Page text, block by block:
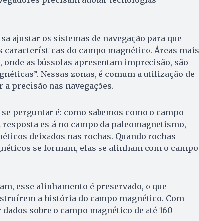
ajustar os sistemas de navegação para que
características do campo magnético. Áreas mais
as bússolas apresentam imprecisão, são
Nessas zonas, é comum a utilização de
precisão nas navegações.
perguntar é: como sabemos como o campo
resposta está no campo da paleomagnetismo,
deixados nas rochas. Quando rochas
se formam, elas se alinham com o campo
esse alinhamento é preservado, o que
a história do campo magnético. Com
sobre o campo magnético de até 160